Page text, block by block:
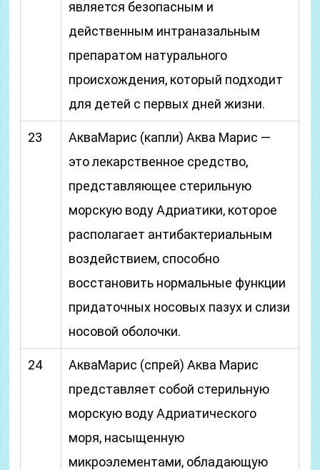
является безопасным и
действенным интраназальным
препаратом натурального
происхождения, который подходит
для детей с первых дней жизни.
23
АкваМарис (капли) Аква Марис —
это лекарственное средство,
представляющее стерильную
морскую воду Адриатики, которое
располагает антибактериальным
воздействием, способно
восстановить нормальные функции
придаточных носовых пазух и слизи
носовой оболочки.
24
АкваМарис (спрей) Аква Марис
представляет собой стерильную
морскую воду Адриатического
моря, насыщенную
микроэлементами, обладающую